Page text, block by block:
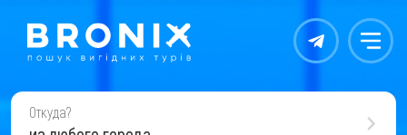
Контакты Меню
Откуда?